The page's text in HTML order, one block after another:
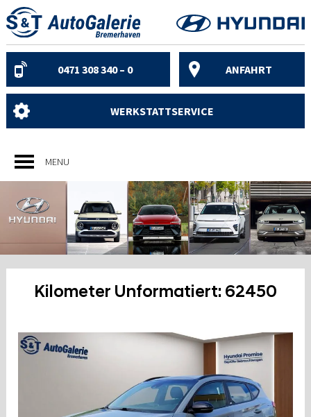
Skip
to
content
0471 308 340 – 0 ANFAHRT
WERKSTATTSERVICE
MENU
Kilometer Unformatiert: 62450